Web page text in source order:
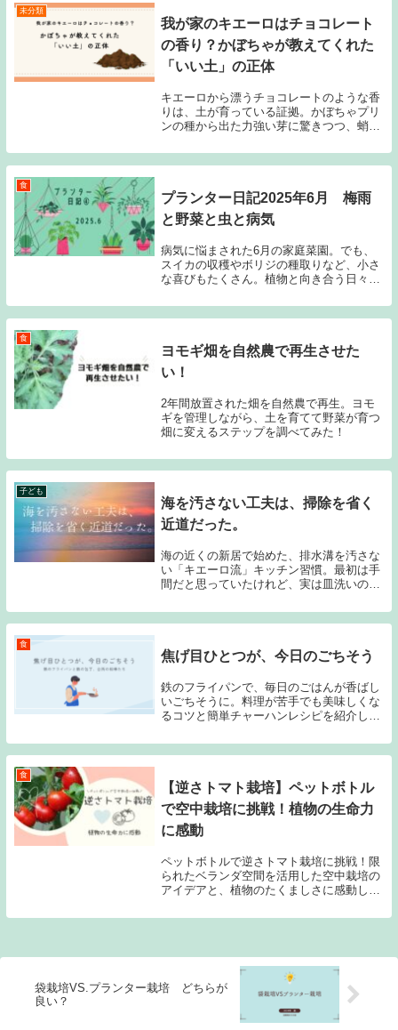
未分類
我が家のキエーロはチョコレート
の香り？かぼちゃが教えてくれた
「いい土」の正体
キエーロから漂うチョコレートのような香
りは、土が育っている証拠。かぼちゃプリ
ンの種から出た力強い芽に驚きつつ、蛸壺
しのひとコマを綴ります。
食
プランター日記2025年6月 梅雨
と野菜と虫と病気
病気に悩まされた6月の家庭菜園。でも、
スイカの収穫やボリジの種取りなど、小さ
な喜びもたくさん。植物と向き合う日々を
食
ヨモギ畑を自然農で再生させた
い！
2年間放置された畑を自然農で再生。ヨモ
ギを管理しながら、土を育てて野菜が育つ
畑に変えるステップを調べてみた！
子ども
海を汚さない工夫は、掃除を省く
近道だった。
海の近くの新居で始めた、排水溝を汚さな
い「キエーロ流」キッチン習慣。最初は手
間だと思っていたけれど、実は皿洗いの時
ラクに！黒糖のような甘い香りと、子ども
との微笑ましい会話に癒やされる毎日を綴
食
焦げ目ひとつが、今日のごちそう
鉄のフライパンで、毎日のごはんが香ばし
いごちそうに。料理が苦手でも美味しくな
るコツと簡単チャーハンレシピを紹介しま
食
【逆さトマト栽培】ペットボトル
で空中栽培に挑戦！植物の生命力
に感動
ペットボトルで逆さトマト栽培に挑戦！限
られたベランダ空間を活用した空中栽培の
アイデアと、植物のたくましさに感動した
袋栽培VS.プランター栽培 どちらが
良い？